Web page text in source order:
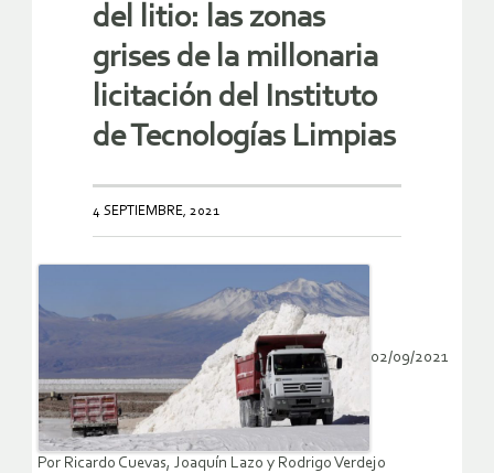
del litio: las zonas
grises de la millonaria
licitación del Instituto
de Tecnologías Limpias
4 SEPTIEMBRE, 2021
02/09/2021
Por Ricardo Cuevas, Joaquín Lazo y Rodrigo Verdejo